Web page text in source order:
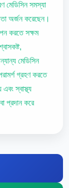
মেডিসিন সমস্যা
অর্জন করেছেন।
করতে সক্ষম
মেডিসিন
গ্রহণ করতে
স্বাস্থ্য
প্রদান করে